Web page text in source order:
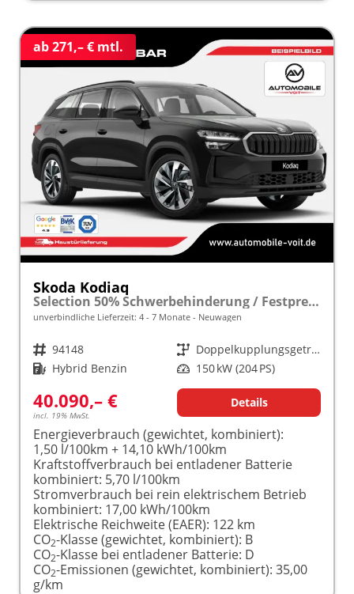
ab 271,– € mtl.
Skoda Kodiaq
Selection 50% Schwerbehinderung / Festpreisgarantie* Modelljahr 1.5 TSI iV PLUG-IN-HYBRID 204PS DSG "Sonderangebot bei Schwerbehinderung" frei konfigurierbar!
unverbindliche Lieferzeit: 4 - 7 Monate Neuwagen
Fahrzeugnr. 94148 Getriebe
Doppelkupplungsgetriebe (DSG)
Kraftstoff Hybrid Benzin Leistung 150 kW (204 PS)
40.090,– €
incl. 19% MwSt.
Details
Energieverbrauch (gewichtet, kombiniert):
1,50 l/100km + 14,10 kWh/100km
Kraftstoffverbrauch bei entladener Batterie
kombiniert: 5,70 l/100km
Stromverbrauch bei rein elektrischem Betrieb
kombiniert: 17,00 kWh/100km
Elektrische Reichweite (EAER): 122 km
CO2-Klasse (gewichtet, kombiniert): B
CO2-Klasse bei entladener Batterie: D
CO2-Emissionen (gewichtet, kombiniert): 35,00
g/km